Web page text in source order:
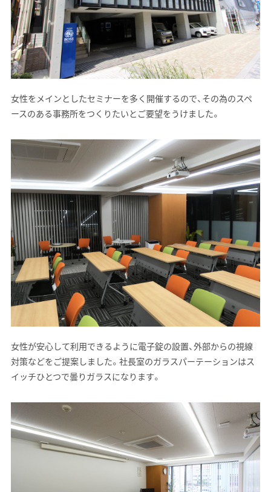
女性をメインとしたセミナーを多く開催するので、その為のスペ
ースのある事務所をつくりたいとご要望をうけました。
女性が安心して利用できるように電子錠の設置、外部からの視線
対策などをご提案しました。社長室のガラスパーテーションはス
イッチひとつで曇りガラスになります。